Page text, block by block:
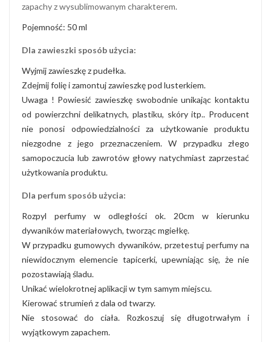
zapachy z wysublimowanym charakterem.
Pojemność: 50 ml
Dla zawieszki sposób użycia:
Wyjmij zawieszkę z pudełka.
Zdejmij folię i zamontuj zawieszkę pod lusterkiem.
Uwaga ! Powiesić zawieszkę swobodnie unikając kontaktu
od powierzchni delikatnych, plastiku, skóry itp.. Producent
nie ponosi odpowiedzialności za użytkowanie produktu
niezgodne z jego przeznaczeniem. W przypadku złego
samopoczucia lub zawrotów głowy natychmiast zaprzestać
użytkowania produktu.
Dla perfum sposób użycia:
Rozpyl perfumy w odległości ok. 20cm w kierunku
dywaników materiałowych, tworząc mgiełkę.
W przypadku gumowych dywaników, przetestuj perfumy na
niewidocznym elemencie tapicerki, upewniając się, że nie
pozostawiają śladu.
Unikać wielokrotnej aplikacji w tym samym miejscu.
Kierować strumień z dala od twarzy.
Nie stosować do ciała. Rozkoszuj się długotrwałym i
wyjątkowym zapachem.